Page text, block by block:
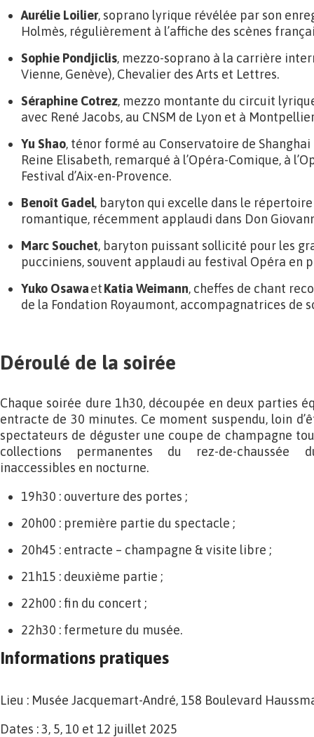
Aurélie Loilier, soprano lyrique révélée par son
Holmès, régulièrement à l’affiche des scènes
Sophie Pondjiclis, mezzo-soprano à la carrière
Vienne, Genève), Chevalier des Arts et Lettres.
Séraphine Cotrez, mezzo montante du circuit
avec René Jacobs, au CNSM de Lyon et à
Yu Shao, ténor formé au Conservatoire de
Reine Elisabeth, remarqué à l’Opéra-Comique, à
Festival d’Aix-en-Provence.
Benoît Gadel, baryton qui excelle dans le
romantique, récemment applaudi dans Don
Marc Souchet, baryton puissant sollicité pour les
pucciniens, souvent applaudi au festival Opéra en
Yuko OsawaetKatia Weimann, cheffes de chant
de la Fondation Royaumont, accompagnatrices de
Déroulé de la soirée
Chaque soirée dure 1h30, découpée en deux parties
entracte de 30 minutes. Ce moment suspendu, loin
spectateurs de déguster une coupe de champagne
collections permanentes du rez-de-chaussée
inaccessibles en nocturne.
19h30 : ouverture des portes ;
20h00 : première partie du spectacle ;
20h45 : entracte – champagne & visite libre ;
21h15 : deuxième partie ;
22h00 : fin du concert ;
22h30 : fermeture du musée.
Informations pratiques
Lieu : Musée Jacquemart-André, 158 Boulevard
Dates : 3, 5, 10 et 12 juillet 2025